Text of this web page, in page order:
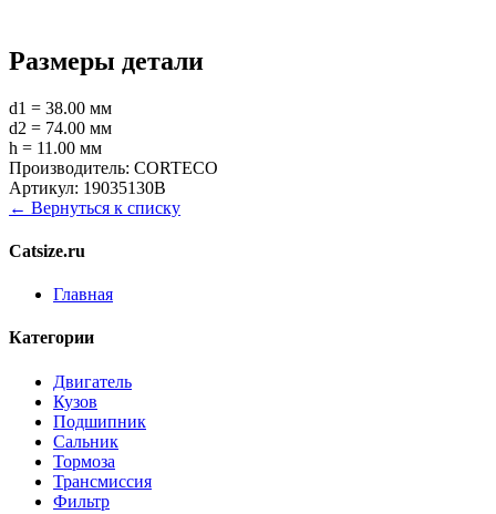
Размеры детали
d1 = 38.00 мм
d2 = 74.00 мм
h = 11.00 мм
Производитель: CORTECO
Артикул: 19035130B
← Вернуться к списку
Catsize.ru
Главная
Категории
Двигатель
Кузов
Подшипник
Сальник
Тормоза
Трансмиссия
Фильтр